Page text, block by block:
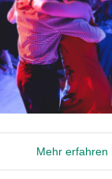
Mehr erfahren